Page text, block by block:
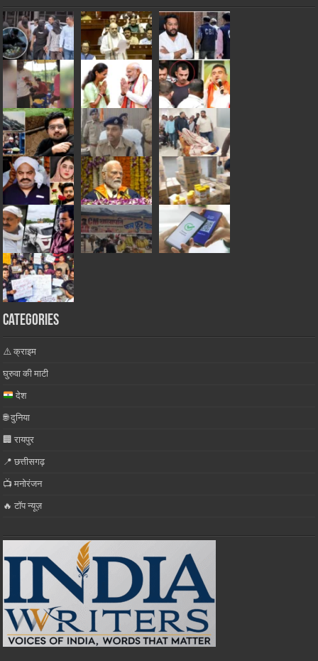
Categories
⚠️ क्राइम
घुरुवा की माटी
देश
🌐 दुनिया
🏢 रायपुर
📍 छत्तीसगढ़
📺 मनोरंजन
🔥 टॉप न्यूज़